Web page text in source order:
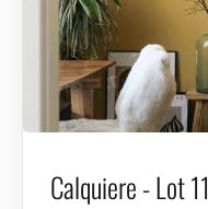
Calquiere - Lot 11